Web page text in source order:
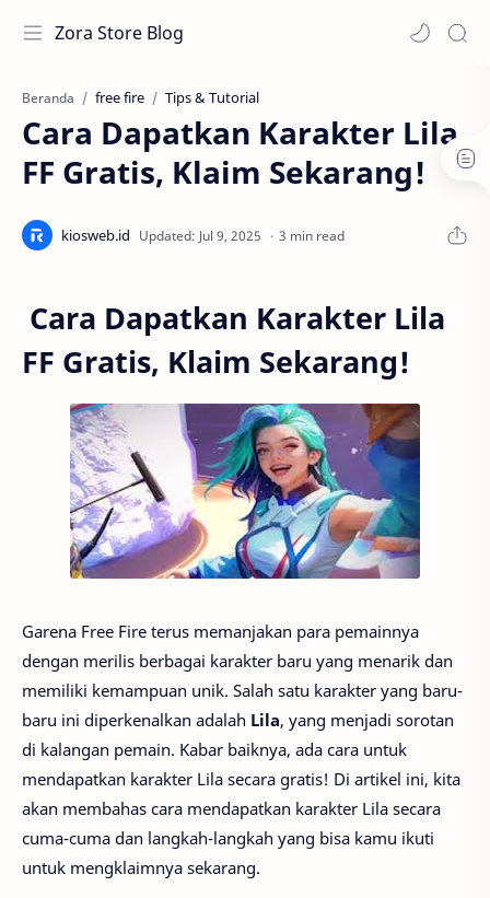
Zora Store Blog
Beranda free fire Tips & Tutorial
Cara Dapatkan Karakter Lila
FF Gratis, Klaim Sekarang!
3 min read
Cara Dapatkan Karakter Lila
FF Gratis, Klaim Sekarang!
Garena Free Fire terus memanjakan para pemainnya
dengan merilis berbagai karakter baru yang menarik dan
memiliki kemampuan unik. Salah satu karakter yang baru-
baru ini diperkenalkan adalah Lila, yang menjadi sorotan
di kalangan pemain. Kabar baiknya, ada cara untuk
mendapatkan karakter Lila secara gratis! Di artikel ini, kita
akan membahas cara mendapatkan karakter Lila secara
cuma-cuma dan langkah-langkah yang bisa kamu ikuti
untuk mengklaimnya sekarang.